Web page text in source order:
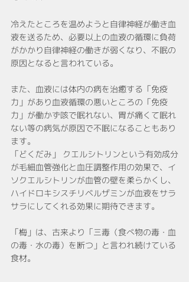
冷えたところを温めようと自律神経が働き血
液を送るため、必要以上の血液の循環に負荷
がかかり自律神経の働きが弱くなり、不眠の
原因となると言われている。
また、血液には体内の病を治癒する「免疫
力」があり血液循環の悪いところの「免疫
力」が働かず咳で眠れない、胃が痛くて眠れ
ない等の病気が原因で不眠になることもあり
ます。
「どくだみ」 クエルシトリンという有効成分
が毛細血管強化と血圧調整作用の効果で、イ
ソクエルシトリンが血管の壁を柔らかくし、
ハイドロキシスチリベルザミンが血液をサラ
サラにしてくれる効果に期待できます。
「梅」は、古来より「三毒（食べ物の毒・血
の毒・水の毒）を断つ」と言われ続けている
食材。